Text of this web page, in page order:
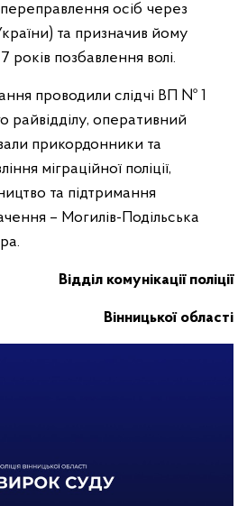
осіб через
та призначив йому
років позбавлення волі.
проводили слідчі ВП № 1
райвідділу, оперативний
прикордонники та
міграційної поліції,
та підтримання
– Могилів-Подільська
Відділ комунікації поліції
Вінницької області